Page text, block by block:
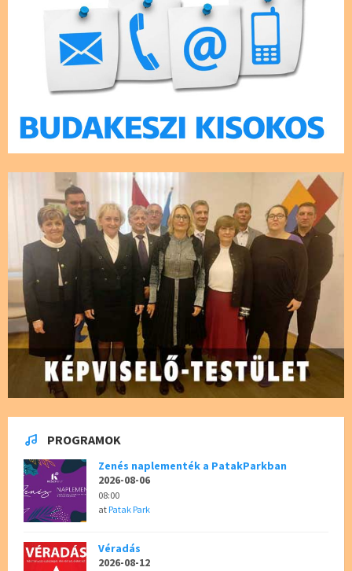
PROGRAMOK
Zenés naplementék a PatakParkban
2026-08-06
08:00
atPatak Park
Véradás
2026-08-12